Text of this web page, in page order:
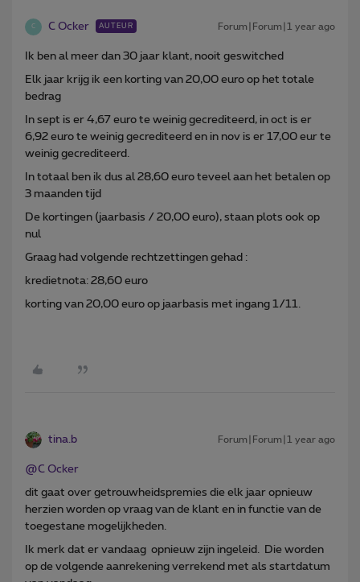
C C Ocker AUTEUR Forum|Forum|1 year ago
Ik ben al meer dan 30 jaar klant, nooit geswitched
Elk jaar krijg ik een korting van 20,00 euro op het totale
bedrag
In sept is er 4,67 euro te weinig gecrediteerd, in oct is er
6,92 euro te weinig gecrediteerd en in nov is er 17,00 eur te
weinig gecrediteerd.
In totaal ben ik dus al 28,60 euro teveel aan het betalen op
3 maanden tijd
De kortingen (jaarbasis / 20,00 euro), staan plots ook op
nul
Graag had volgende rechtzettingen gehad :
kredietnota: 28,60 euro
korting van 20,00 euro op jaarbasis met ingang 1/11.
tina.b Forum|Forum|1 year ago
@C Ocker
dit gaat over getrouwheidspremies die elk jaar opnieuw
herzien worden op vraag van de klant en in functie van de
toegestane mogelijkheden.
Ik merk dat er vandaag opnieuw zijn ingeleid. Die worden
op de volgende aanrekening verrekend met als startdatum